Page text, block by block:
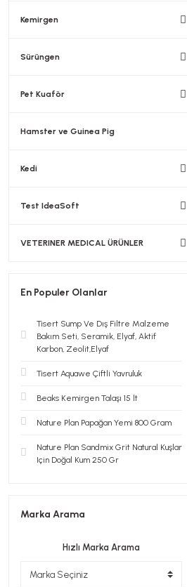
Kemirgen
Sürüngen
Pet Kuaför
Hamster ve Guinea Pig
Kedi
Test IdeaSoft
VETERINER MEDICAL ÜRÜNLER
En Populer Olanlar
Tisert Sump Ve Dış Filtre Malzeme
Bakım Seti, Seramik, Elyaf, Aktif
Karbon, Zeolit,Elyaf
Tisert Aquawe Çiftli Yavruluk
Beaks Kemirgen Talaşı 15 lt
Nature Plan Papağan Yemi 800 Gram
Nature Plan Sandmix Grit Natural Kuşlar
Için Doğal Kum 250 Gr
Marka Arama
Hızlı Marka Arama